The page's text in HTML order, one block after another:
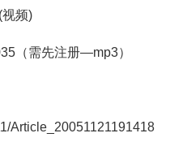
频)
（需先注册—mp3）
Article_20051121191418